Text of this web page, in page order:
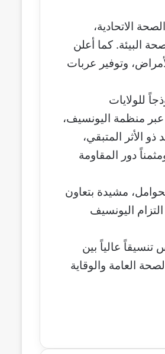
الاتحادية،
البيئة. كما أعلن
وتوفير عربات
للولايات
منظمة اليونسيف،
الأثر المتبقي،
دور المقاومة
مشيدة بتعاون
اليونسيف
عالياً بين
العامة والوقاية